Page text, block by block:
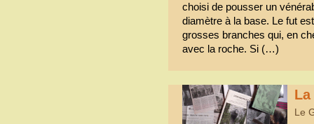
choisi de pousser un
diamètre à la base. Le fut
grosses branches qui, en
avec la roche. Si (…)
La
Le